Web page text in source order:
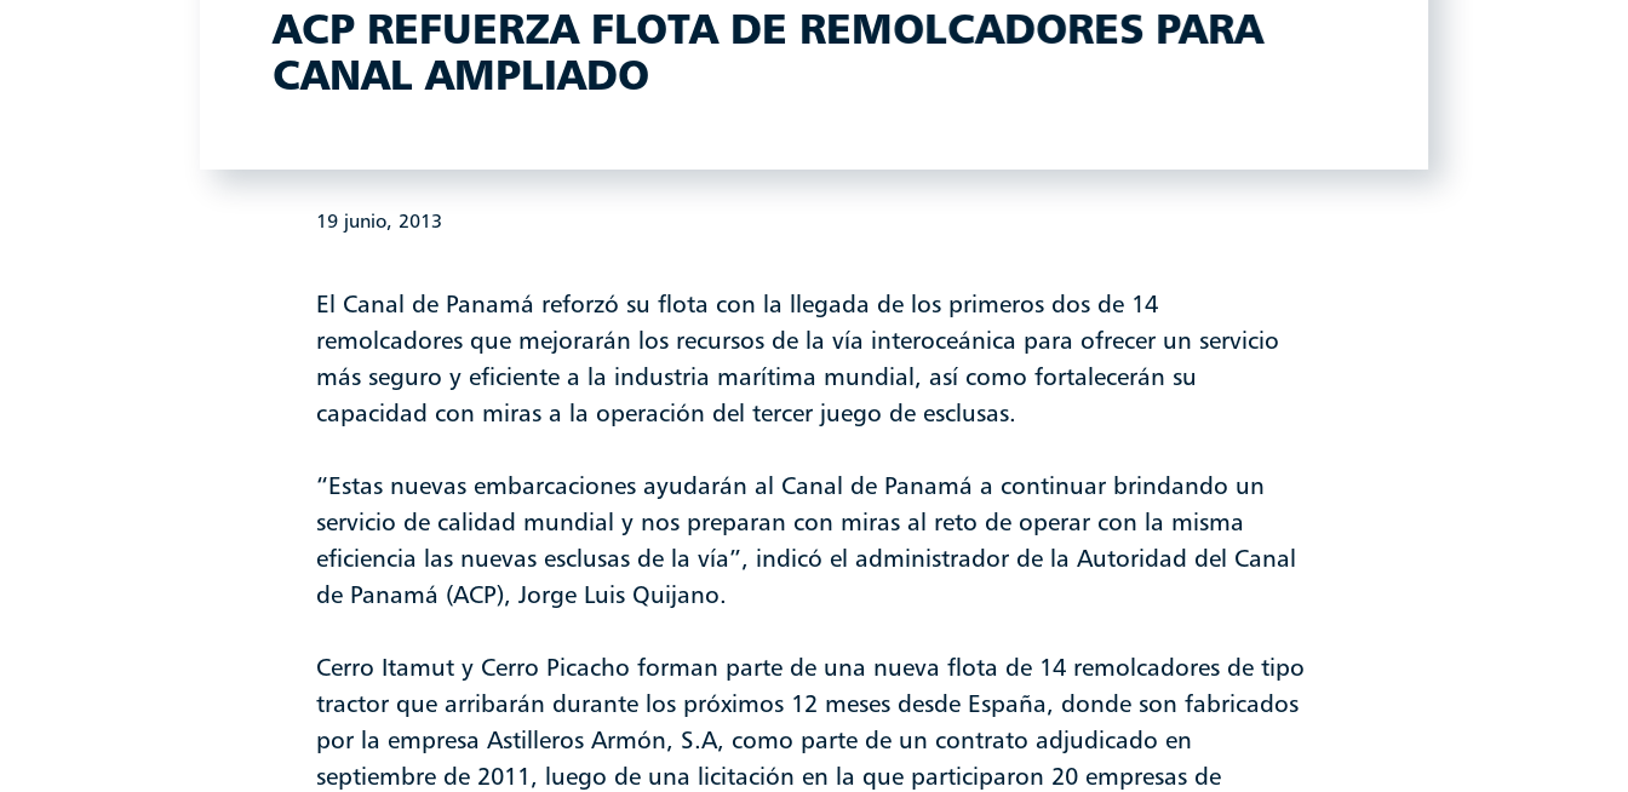
ACP REFUERZA FLOTA DE REMOLCADORES PARA
CANAL AMPLIADO
19 junio, 2013
El Canal de Panamá reforzó su flota con la llegada de los primeros dos de 14
remolcadores que mejorarán los recursos de la vía interoceánica para ofrecer un servicio
más seguro y eficiente a la industria marítima mundial, así como fortalecerán su
capacidad con miras a la operación del tercer juego de esclusas.
“Estas nuevas embarcaciones ayudarán al Canal de Panamá a continuar brindando un
servicio de calidad mundial y nos preparan con miras al reto de operar con la misma
eficiencia las nuevas esclusas de la vía”, indicó el administrador de la Autoridad del Canal
de Panamá (ACP), Jorge Luis Quijano.
Cerro Itamut y Cerro Picacho forman parte de una nueva flota de 14 remolcadores de tipo
tractor que arribarán durante los próximos 12 meses desde España, donde son fabricados
por la empresa Astilleros Armón, S.A, como parte de un contrato adjudicado en
septiembre de 2011, luego de una licitación en la que participaron 20 empresas de